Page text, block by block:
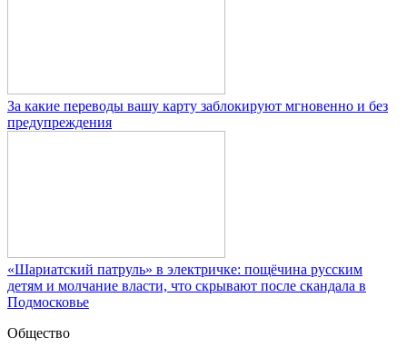
За какие переводы вашу карту заблокируют мгновенно и без
предупреждения
«Шариатский патруль» в электричке: пощёчина русским
детям и молчание власти, что скрывают после скандала в
Подмосковье
Общество